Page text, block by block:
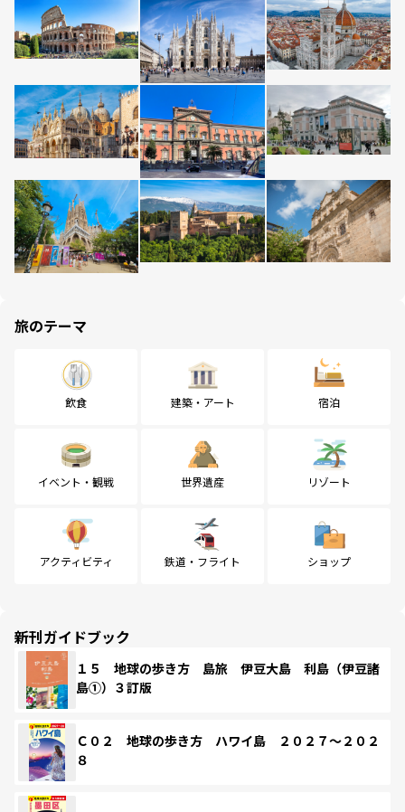
旅のテーマ
飲食 建築・アート 宿泊
イベント・観戦 世界遺産 リゾート
アクティビティ 鉄道・フライト ショップ
新刊ガイドブック
１５ 地球の歩き方 島旅 伊豆大島 利島（伊豆諸
島①）３訂版
Ｃ０２ 地球の歩き方 ハワイ島 ２０２７～２０２
８